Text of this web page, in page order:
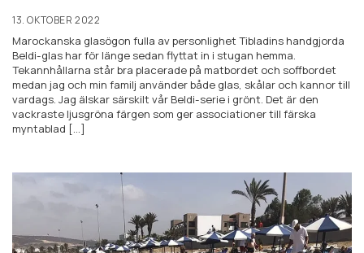
13. OKTOBER 2022
Marockanska glasögon fulla av personlighet Tibladins handgjorda
Beldi-glas har för länge sedan flyttat in i stugan hemma.
Tekannhållarna står bra placerade på matbordet och soffbordet
medan jag och min familj använder både glas, skålar och kannor till
vardags. Jag älskar särskilt vår Beldi-serie i grönt. Det är den
vackraste ljusgröna färgen som ger associationer till färska
myntablad [...]